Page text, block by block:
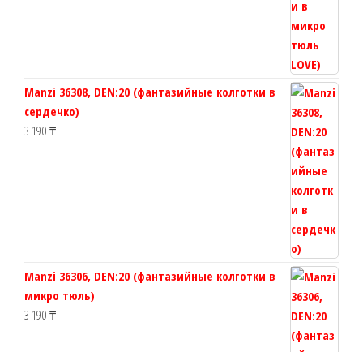
Manzi 36308, DEN:20 (фантазийные колготки в
сердечко)
3 190 ₸
Manzi 36306, DEN:20 (фантазийные колготки в
микро тюль)
3 190 ₸